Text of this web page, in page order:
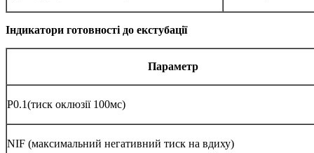
Індикатори готовності до екстубації
Параметр
P0.1(тиск оклюзії 100мс)
NIF (максимальний негативний тиск на вдиху)